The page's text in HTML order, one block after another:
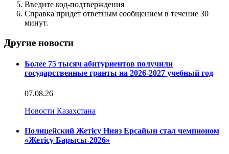
Введите код-подтверждения
Справка придет ответным сообщением в течение 30
минут.
Другие новости
Более 75 тысяч абитуриентов получили
государственные гранты на 2026-2027 учебный год
07.08.26
Новости Казахстана
Полицейский Жетісу Нияз Ерсайын стал чемпионом
«Жетісу Барысы-2026»